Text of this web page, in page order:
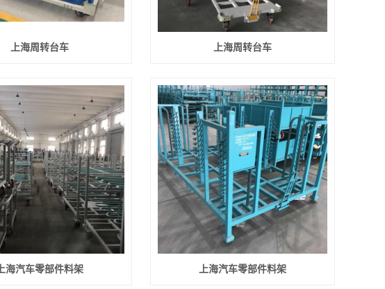
上海周转台车 上海周转台车
上海汽车零部件料架 上海汽车零部件料架